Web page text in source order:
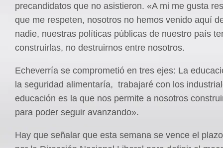
precandidatos que no asistieron. «A mi me gusta
que me respeten, nosotros no hemos venido aquí
nadie, nuestras políticas públicas de nuestro país
construirlas, no destruirnos entre nosotros.
Echeverría se comprometió en tres ejes: La
la seguridad alimentaría, trabajaré con los
educación es la que nos permite a nosotros
para poder seguir avanzando».
Hay que señalar que esta semana se vence el